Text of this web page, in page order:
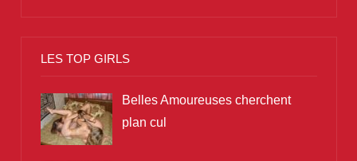
LES TOP GIRLS
Belles Amoureuses cherchent
plan cul